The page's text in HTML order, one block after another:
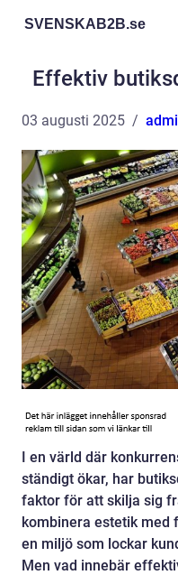
SVENSKAB2B.se
Effektiv
03 augusti 2025
I en värld där
ständigt ökar, har
faktor för att skilja sig
kombinera estetik med
en miljö som lockar
Men vad innebär